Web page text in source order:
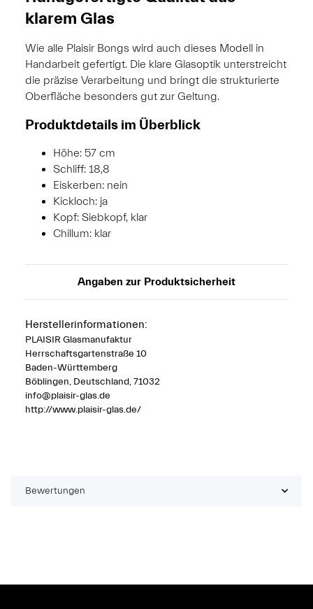
klarem Glas
Wie alle Plaisir Bongs wird auch dieses Modell in
Handarbeit gefertigt. Die klare Glasoptik unterstreicht
die präzise Verarbeitung und bringt die strukturierte
Oberfläche besonders gut zur Geltung.
Produktdetails im Überblick
Höhe: 57 cm
Schliff: 18,8
Eiskerben: nein
Kickloch: ja
Kopf: Siebkopf, klar
Chillum: klar
Angaben zur Produktsicherheit
Herstellerinformationen:
PLAISIR Glasmanufaktur
Herrschaftsgartenstraße 10
Baden-Württemberg
Böblingen, Deutschland, 71032
info@plaisir-glas.de
http://www.plaisir-glas.de/
Bewertungen